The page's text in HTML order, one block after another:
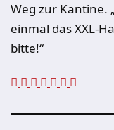
Weg zur Kantine.
einmal das XXL-
bitte!“